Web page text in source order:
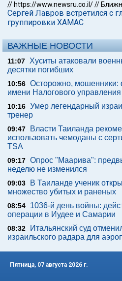
// https://www.newsru.co.il///
Сергей Лавров встретился с
группировки ХАМАС
ВАЖНЫЕ НОВОСТИ
11:07
Хуситы атаковали
десятки погибших
10:56 Осторожно, мошенники:
имени Налогового управления
10:16 Умер легендарный
тренер
09:47
Власти Таиланда
использовать чемоданы с
TSA
09:17 Опрос "Mаарива":
неделю не изменился
09:03
В Таиланде ученик
множество убитых и раненых
08:54
1036-й день войны:
операции в Иудее и Самарии
08:32
Итальянский суд
израильского радара для
Пятница, 07 августа 2026 г.